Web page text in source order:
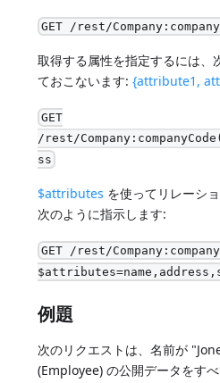
GET /rest/
取得する属性を指定するには、
ておこないます:{attribute1,
GET
/rest/
ss
$attributes を使ってリレーシ
次のように指示します:
GET /rest/
例題
次のリクエストは、名前が
(Employee) の公開データをすべ